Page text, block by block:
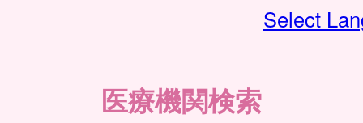
Select
医療機関検索